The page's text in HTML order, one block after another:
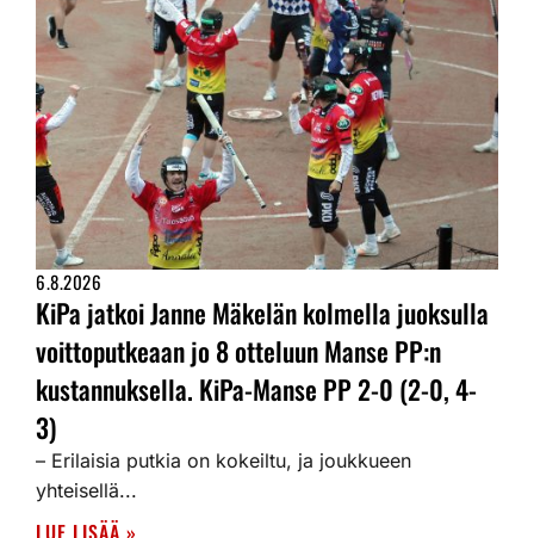
6.8.2026
KiPa jatkoi Janne Mäkelän kolmella juoksulla
voittoputkeaan jo 8 otteluun Manse PP:n
kustannuksella. KiPa-Manse PP 2-0 (2-0, 4-
3)
– Erilaisia putkia on kokeiltu, ja joukkueen
yhteisellä...
LUE LISÄÄ »